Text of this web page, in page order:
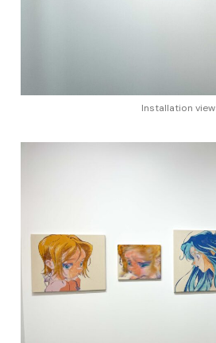
Installation view